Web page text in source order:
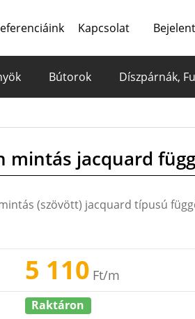
Kapcsolat
Bútorok Díszpárnák,
mintás jacquard
(szövött) jacquard típusú
5 110 Ft/m
Raktáron